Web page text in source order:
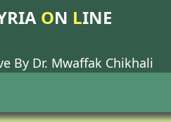
ON LINE
By Dr. Mwaffak Chikhali